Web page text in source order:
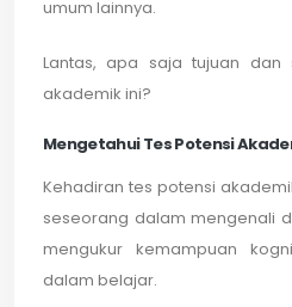
umum lainnya.
Lantas, apa saja tujuan dan
akademik ini?
Mengetahui Tes Potensi
Kehadiran tes potensi
seseorang dalam mengenali
mengukur kemampuan
dalam belajar.